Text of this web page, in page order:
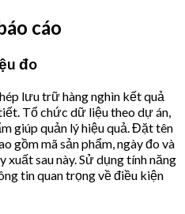
cáo
đo
lưu trữ hàng nghìn kết quả
Tổ chức dữ liệu theo dự án,
giúp quản lý hiệu quả. Đặt tên
gồm mã sản phẩm, ngày đo và
sau này. Sử dụng tính năng
tin quan trọng về điều kiện